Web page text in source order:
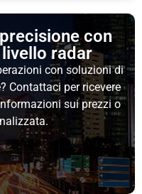
con
radar
con soluzioni di
Contattaci per ricevere
sui prezzi o